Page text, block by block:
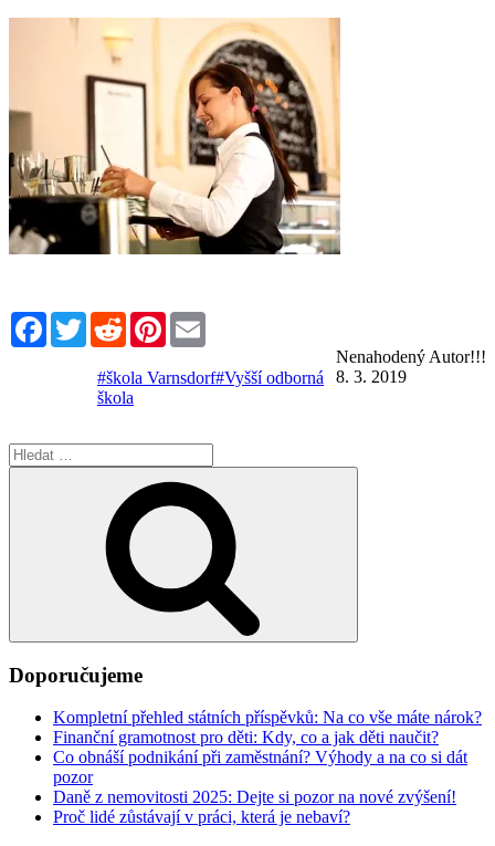
FacebookTwitterRedditPinterest
Nenahodený Autor!!!
8. 3. 2019
#škola Varnsdorf#Vyšší odborná
škola
Hledat:
Doporučujeme
Kompletní přehled státních příspěvků: Na co vše máte nárok?
Finanční gramotnost pro děti: Kdy, co a jak děti naučit?
Co obnáší podnikání při zaměstnání? Výhody a na co si dát
pozor
Daně z nemovitosti 2025: Dejte si pozor na nové zvýšení!
Proč lidé zůstávají v práci, která je nebaví?